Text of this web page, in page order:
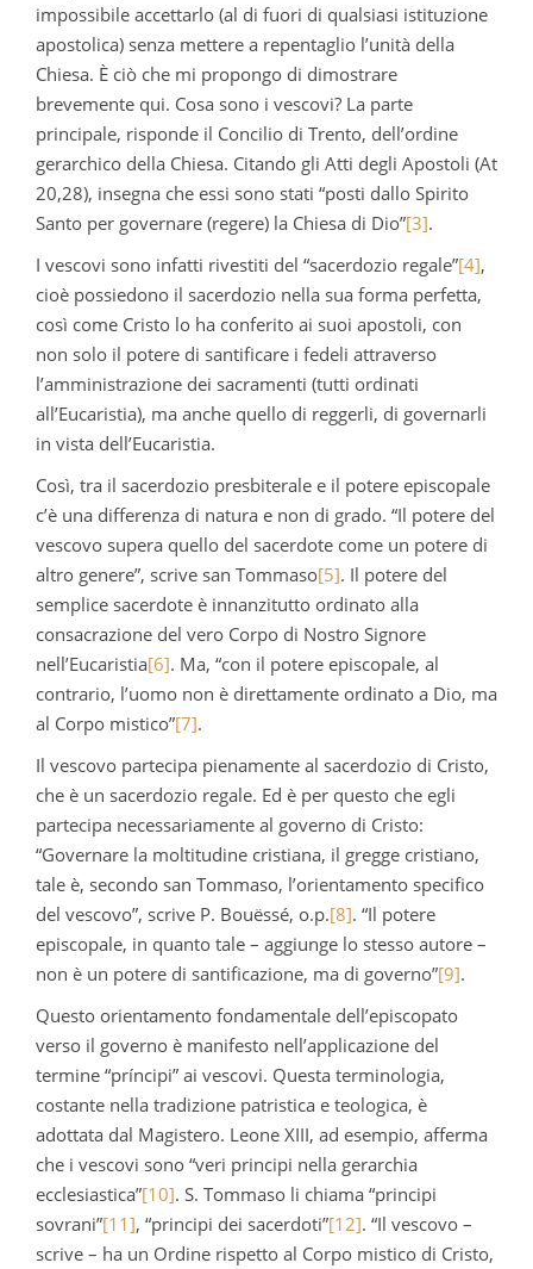
impossibile accettarlo (al di fuori di qualsiasi istituzione
apostolica) senza mettere a repentaglio l’unità della
Chiesa. È ciò che mi propongo di dimostrare
brevemente qui. Cosa sono i vescovi? La parte
principale, risponde il Concilio di Trento, dell’ordine
gerarchico della Chiesa. Citando gli Atti degli Apostoli (At
20,28), insegna che essi sono stati “posti dallo Spirito
Santo per governare (regere) la Chiesa di Dio”[3].
I vescovi sono infatti rivestiti del “sacerdozio regale”[4],
cioè possiedono il sacerdozio nella sua forma perfetta,
così come Cristo lo ha conferito ai suoi apostoli, con
non solo il potere di santificare i fedeli attraverso
l’amministrazione dei sacramenti (tutti ordinati
all’Eucaristia), ma anche quello di reggerli, di governarli
in vista dell’Eucaristia.
Così, tra il sacerdozio presbiterale e il potere episcopale
c’è una differenza di natura e non di grado. “Il potere del
vescovo supera quello del sacerdote come un potere di
altro genere”, scrive san Tommaso[5]. Il potere del
semplice sacerdote è innanzitutto ordinato alla
consacrazione del vero Corpo di Nostro Signore
nell’Eucaristia[6]. Ma, “con il potere episcopale, al
contrario, l’uomo non è direttamente ordinato a Dio, ma
al Corpo mistico”[7].
Il vescovo partecipa pienamente al sacerdozio di Cristo,
che è un sacerdozio regale. Ed è per questo che egli
partecipa necessariamente al governo di Cristo:
“Governare la moltitudine cristiana, il gregge cristiano,
tale è, secondo san Tommaso, l’orientamento specifico
del vescovo”, scrive P. Bouëssé, o.p.[8]. “Il potere
episcopale, in quanto tale – aggiunge lo stesso autore –
non è un potere di santificazione, ma di governo”[9].
Questo orientamento fondamentale dell’episcopato
verso il governo è manifesto nell’applicazione del
termine “príncipi” ai vescovi. Questa terminologia,
costante nella tradizione patristica e teologica, è
adottata dal Magistero. Leone XIII, ad esempio, afferma
che i vescovi sono “veri principi nella gerarchia
ecclesiastica”[10]. S. Tommaso li chiama “principi
sovrani”[11], “principi dei sacerdoti”[12]. “Il vescovo –
scrive – ha un Ordine rispetto al Corpo mistico di Cristo,